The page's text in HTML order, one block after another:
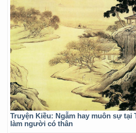
Truyện Kiều: Ngẫm hay muôn sự tại
làm người có thân